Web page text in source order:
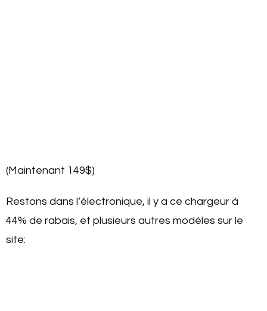
(Maintenant 149$)
Restons dans l’électronique, il y a ce chargeur à
44% de rabais, et plusieurs autres modèles sur le
site: